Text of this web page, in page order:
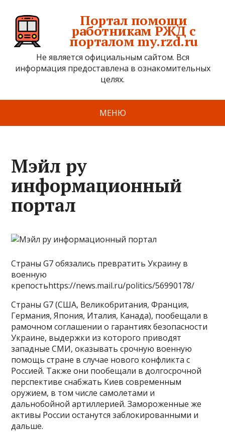
Портал помощи
работникам РЖД с
порталом my.rzd.ru
Не является официальным сайтом. Вся
информация предоставлена в ознакомительных
целях.
МЕНЮ
Мэйл ру
информационный
портал
Страны G7 обязались превратить Украину в
военную
крепостьhttps://news.mail.ru/politics/56990178/
Страны G7 (США, Великобритания, Франция,
Германия, Япония, Италия, Канада), пообещали в
рамочном соглашении о гарантиях безопасности
Украине, выдержки из которого приводят
западные СМИ, оказывать срочную военную
помощь стране в случае нового конфликта с
Россией. Также они пообещали в долгосрочной
перспективе снабжать Киев современным
оружием, в том числе самолетами и
дальнобойной артиллерией. Замороженные же
активы России останутся заблокированными и
дальше.